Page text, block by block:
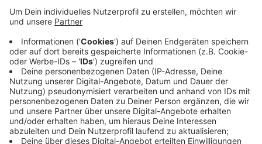
Kann man im Rhein gefahrlos schwimmen?
Anzeige
Die Stadtverwaltung soll demnach prüfen, ob es
möglich ist, gefahrlos im Rhein zu schwimmen, etwa in
einem Bade-Schiff, auf schwimmenden Inseln oder
innerhalb einer abgegrenzten und gesicherten
Badestelle.